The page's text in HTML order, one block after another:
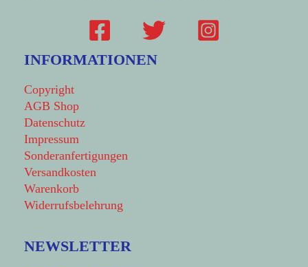
INFORMATIONEN
Copyright
AGB Shop
Datenschutz
Impressum
Sonderanfertigungen
Versandkosten
Warenkorb
Widerrufsbelehrung
NEWSLETTER